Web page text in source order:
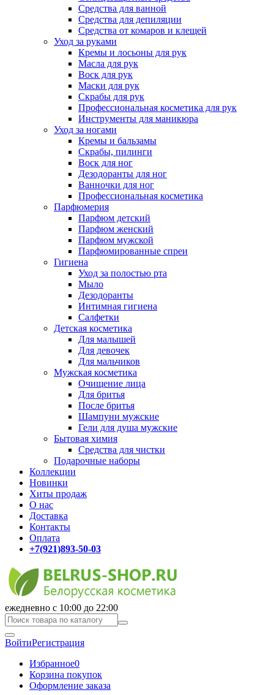
Средства для ванной
Средства для депиляции
Средства от комаров и клещей
Уход за руками
Кремы и лосьоны для рук
Масла для рук
Воск для рук
Маски для рук
Скрабы для рук
Профессиональная косметика для рук
Инструменты для маникюра
Уход за ногами
Кремы и бальзамы
Скрабы, пилинги
Воск для ног
Дезодоранты для ног
Ванночки для ног
Профессиональная косметика
Парфюмерия
Парфюм детский
Парфюм женский
Парфюм мужской
Парфюмированные спреи
Гигиена
Уход за полостью рта
Мыло
Дезодоранты
Интимная гигиена
Салфетки
Детская косметика
Для малышей
Для девочек
Для мальчиков
Мужская косметика
Очищение лица
Для бритья
После бритья
Шампуни мужские
Гели для душа мужские
Бытовая химия
Средства для чистки
Подарочные наборы
Коллекции
Новинки
Хиты продаж
О нас
Доставка
Контакты
Оплата
+7(921)893-50-03
ежедневно с 10:00 до 22:00
ВойтиРегистрация
Избранное0
Корзина покупок
Оформление заказа